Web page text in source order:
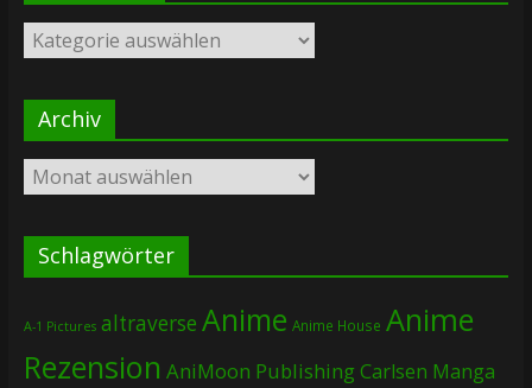
Kategorien
Archiv
Archiv
Schlagwörter
A-1 Pictures altraverse Anime Anime House Anime
Rezension AniMoon PublishingCarlsen Manga